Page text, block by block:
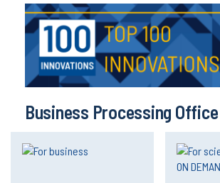
Business Processing Office